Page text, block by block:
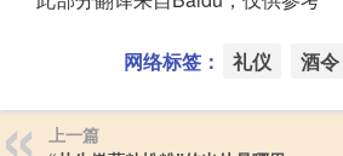
网络标签： 礼仪 酒令
上一篇